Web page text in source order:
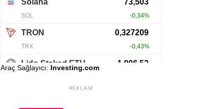
Araç Sağlayıcı: Investing.com
REKLAM